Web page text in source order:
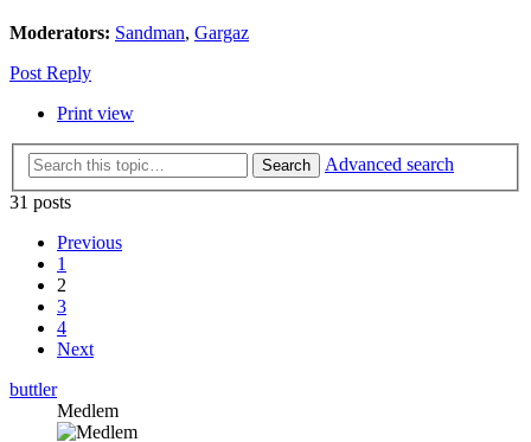
Moderators: Sandman, Gargaz
Post Reply
Print view
Search
Advanced search
31 posts
Previous
1
2
3
4
Next
buttler
Medlem